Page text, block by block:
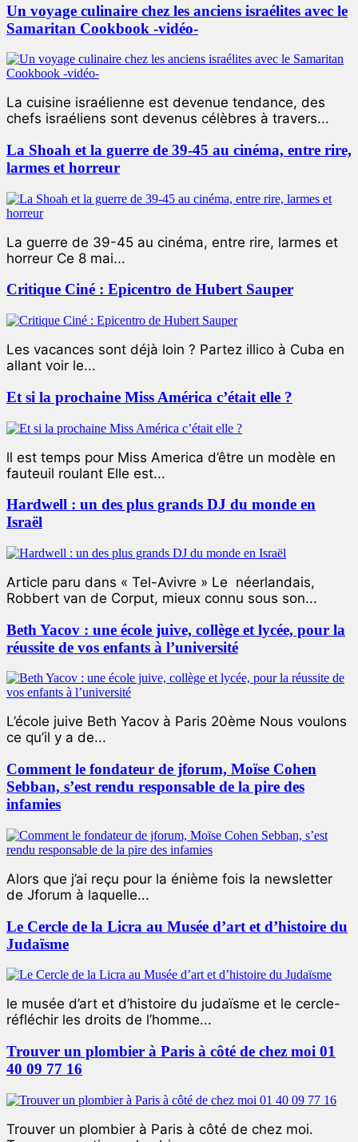
Un voyage culinaire chez les anciens israélites avec le
Samaritan Cookbook -vidéo-
La cuisine israélienne est devenue tendance, des
chefs israéliens sont devenus célèbres à travers...
La Shoah et la guerre de 39-45 au cinéma, entre rire,
larmes et horreur
La guerre de 39-45 au cinéma, entre rire, larmes et
horreur Ce 8 mai...
Critique Ciné : Epicentro de Hubert Sauper
Les vacances sont déjà loin ? Partez illico à Cuba en
allant voir le...
Et si la prochaine Miss América c’était elle ?
ll est temps pour Miss America d’être un modèle en
fauteuil roulant Elle est...
Hardwell : un des plus grands DJ du monde en
Israël
Article paru dans « Tel-Avivre » Le néerlandais,
Robbert van de Corput, mieux connu sous son...
Beth Yacov : une école juive, collège et lycée, pour la
réussite de vos enfants à l’université
L’école juive Beth Yacov à Paris 20ème Nous voulons
ce qu’il y a de...
Comment le fondateur de jforum, Moïse Cohen
Sebban, s’est rendu responsable de la pire des
infamies
Alors que j’ai reçu pour la énième fois la newsletter
de Jforum à laquelle...
Le Cercle de la Licra au Musée d’art et d’histoire du
Judaïsme
le musée d’art et d’histoire du judaïsme et le cercle-
réfléchir les droits de l’homme...
Trouver un plombier à Paris à côté de chez moi 01
40 09 77 16
Trouver un plombier à Paris à côté de chez moi.